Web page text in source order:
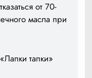
от 70-
масла при
тапки»